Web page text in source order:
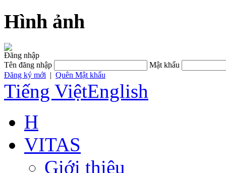
Hình ảnh
Đăng nhập
Tên đăng nhập
Mật khẩu
Đăng ký mới | Quên Mật khẩu
Tiếng ViệtEnglish
H
VITAS
Giới thiệu